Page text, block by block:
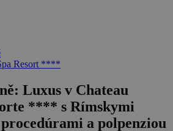
Resort ****
Luxus v Chateau
**** s Rímskymi
a polpenziou